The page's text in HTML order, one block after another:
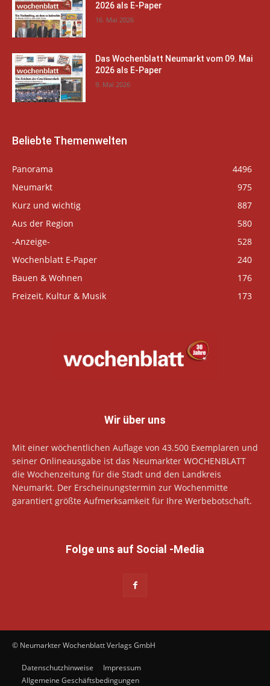
2026 als E-Paper
16. Mai 2026
Das Wochenblatt Neumarkt vom 09. Mai
2026 als E-Paper
9. Mai 2026
Beliebte Themenwelten
Panorama
4496
Neumarkt
975
Kurz und wichtig
887
Aus der Region
580
-Anzeige-
528
Wochenblatt E-Paper
240
Bauen & Wohnen
176
Freizeit, Kultur & Musik
173
Wir über uns
Mit einer wöchentlichen Auflage von 43.500 Exemplaren und
seiner Onlineausgabe ist das Neumarkter WOCHENBLATT
die Wochenzeitung für die Stadt und den Landkreis
Neumarkt. Der Erscheinungstermin zur Wochenmitte
garantiert größte Aufmerksamkeit für Ihre Werbebotschaft.
Folge uns auf Social -Media
© Neumarkter Wochenblatt Verlags GmbH
Datenschutzhinweise
Impressum
Allgemeine Geschäftsbedingungen